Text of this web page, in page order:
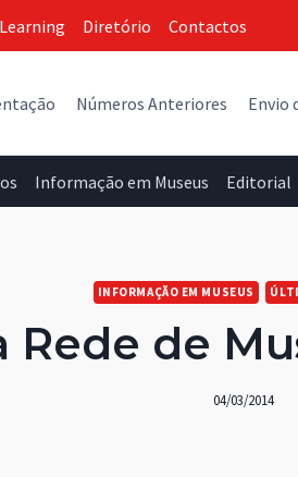
Diretório Contactos
Números Anteriores Envio
Informação em Museus Editorial
INFORMAÇÃO EM MUSEUS
Rede de
04/03/2014